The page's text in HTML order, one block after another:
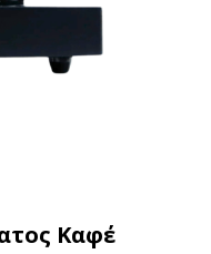
Καφέ